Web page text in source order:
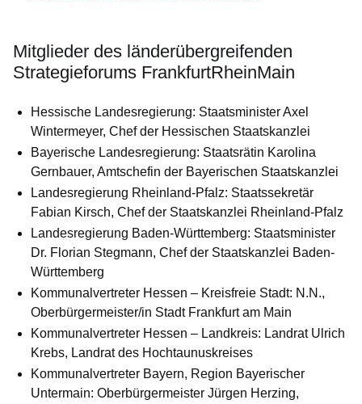
Mitglieder des länderübergreifenden
Strategieforums FrankfurtRheinMain
Hessische Landesregierung: Staatsminister Axel
Wintermeyer, Chef der Hessischen Staatskanzlei
Bayerische Landesregierung: Staatsrätin Karolina
Gernbauer, Amtschefin der Bayerischen Staatskanzlei
Landesregierung Rheinland-Pfalz: Staatssekretär
Fabian Kirsch, Chef der Staatskanzlei Rheinland-Pfalz
Landesregierung Baden-Württemberg: Staatsminister
Dr. Florian Stegmann, Chef der Staatskanzlei Baden-
Württemberg
Kommunalvertreter Hessen – Kreisfreie Stadt: N.N.,
Oberbürgermeister/in Stadt Frankfurt am Main
Kommunalvertreter Hessen – Landkreis: Landrat Ulrich
Krebs, Landrat des Hochtaunuskreises
Kommunalvertreter Bayern, Region Bayerischer
Untermain: Oberbürgermeister Jürgen Herzing,